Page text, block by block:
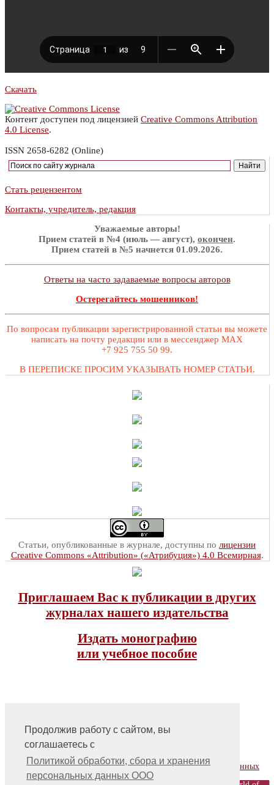
Продолжив работу с сайтом, вы
соглашаетесь с
Политикой обработки, сбора и хранения
персональных данных ООО
Скачать
Контент доступен под лицензией Creative Commons Attribution
4.0 License.
ISSN 2658-6282 (Online)
Стать рецензентом
Контакты, учредитель, редакция
Уважаемые авторы!
Прием статей в №4 (июль — август), окончен.
Прием статей в №5 начнется 01.09.2026.
Ответы на часто задаваемые вопросы авторов
Остерегайтесь мошенников!
По вопросам публикации зарегистрированной статьи вы можете
написать на почту редакции или в мессенджер MAX
+7 925 755 50 99.
В ПЕРЕПИСКЕ ПРОСИМ УКАЗЫВАТЬ НОМЕР СТАТЬИ.
Статьи, опубликованные в журнале, доступны по лицензии
Creative Commons «Attribution» («Атрибуция») 4.0 Всемирная.
Приглашаем Вас к публикации в других
журналах нашего издательства
Издать монографию
или учебное пособие
На главную
Контакты, учредитель, редакция
Политика обработки, сбора и хранения персональных данных